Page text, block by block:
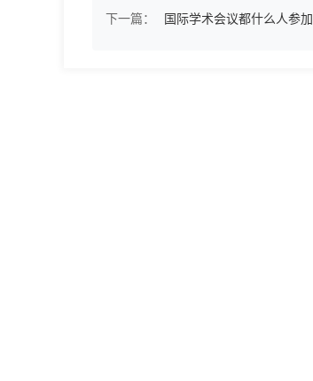
下一篇：
国际学术会议都什么人参加